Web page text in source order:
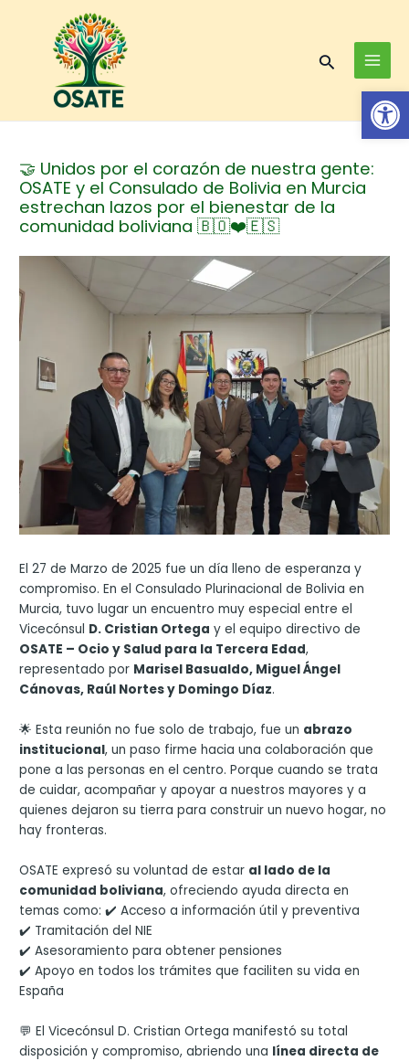
Search
🤝 Unidos por el corazón de nuestra gente:
OSATE y el Consulado de Bolivia en Murcia
estrechan lazos por el bienestar de la
comunidad boliviana 🇧🇴❤️🇪🇸
El 27 de Marzo de 2025 fue un día lleno de esperanza y
compromiso. En el Consulado Plurinacional de Bolivia en
Murcia, tuvo lugar un encuentro muy especial entre el
Vicecónsul D. Cristian Ortega y el equipo directivo de
OSATE – Ocio y Salud para la Tercera Edad,
representado por Marisel Basualdo, Miguel Ángel
Cánovas, Raúl Nortes y Domingo Díaz.
🌟 Esta reunión no fue solo de trabajo, fue un abrazo
institucional, un paso firme hacia una colaboración que
pone a las personas en el centro. Porque cuando se trata
de cuidar, acompañar y apoyar a nuestros mayores y a
quienes dejaron su tierra para construir un nuevo hogar, no
hay fronteras.
OSATE expresó su voluntad de estar al lado de la
comunidad boliviana, ofreciendo ayuda directa en
temas como: ✔️ Acceso a información útil y preventiva
✔️ Tramitación del NIE
✔️ Asesoramiento para obtener pensiones
✔️ Apoyo en todos los trámites que faciliten su vida en
España
💬 El Vicecónsul D. Cristian Ortega manifestó su total
disposición y compromiso, abriendo una línea directa de
navigation